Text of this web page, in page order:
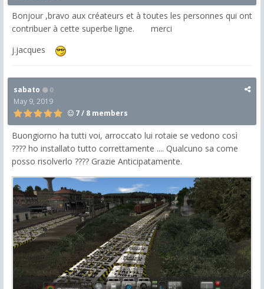
Bonjour ,bravo aux créateurs et à toutes les personnes qui ont
contribuer à cette superbe ligne. merci
j.jacques
sabato 0
May 9, 2019
7 / 8 members
Buongiorno ha tutti voi, arroccato lui rotaie se vedono così
???? ho installato tutto correttamente .... Qualcuno sa come
posso risolverlo ???? Grazie Anticipatamente.